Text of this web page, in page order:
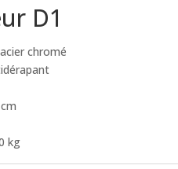
D1
chromé
kg